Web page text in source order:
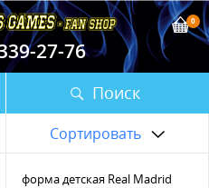
27-76
Поиск
0
Сортировать
форма детская Real Madrid